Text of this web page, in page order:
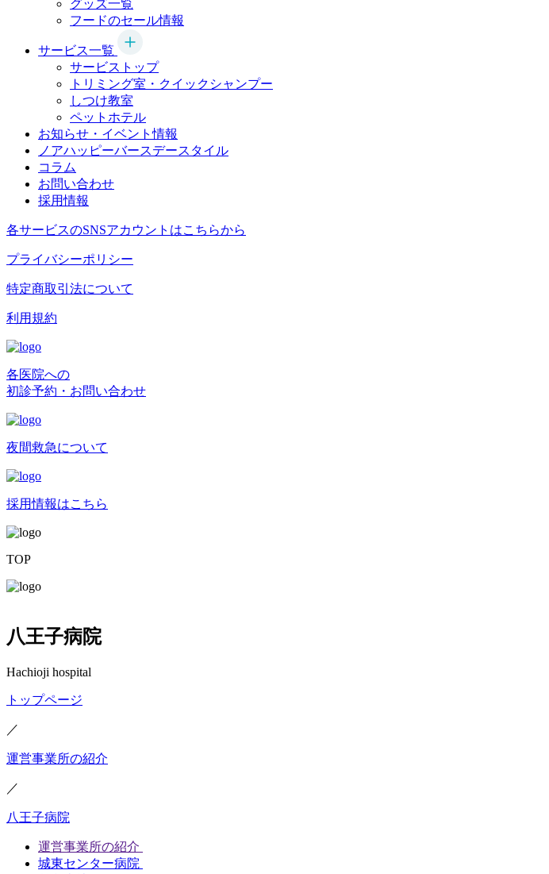
グッズ一覧
フードのセール情報
サービス一覧
サービストップ
トリミング室・クイックシャンプー
しつけ教室
ペットホテル
お知らせ・イベント情報
ノアハッピーバースデースタイル
コラム
お問い合わせ
採用情報
各サービスのSNSアカウントはこちらから
プライバシーポリシー
特定商取引法について
利用規約
各医院への
初診予約・お問い合わせ
夜間救急について
採用情報はこちら
TOP
八王子病院
Hachioji hospital
トップページ
／
運営事業所の紹介
／
八王子病院
運営事業所の紹介
城東センター病院